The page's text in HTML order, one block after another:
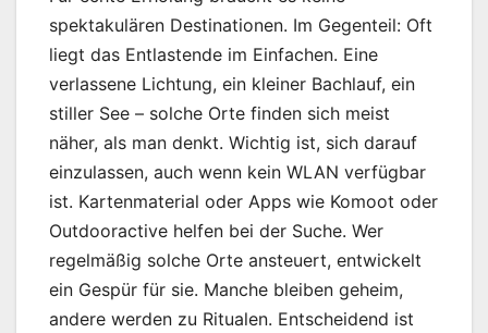
spektakulären Destinationen. Im Gegenteil: Oft
liegt das Entlastende im Einfachen. Eine
verlassene Lichtung, ein kleiner Bachlauf, ein
stiller See – solche Orte finden sich meist
näher, als man denkt. Wichtig ist, sich darauf
einzulassen, auch wenn kein WLAN verfügbar
ist. Kartenmaterial oder Apps wie Komoot oder
Outdooractive helfen bei der Suche. Wer
regelmäßig solche Orte ansteuert, entwickelt
ein Gespür für sie. Manche bleiben geheim,
andere werden zu Ritualen. Entscheidend ist